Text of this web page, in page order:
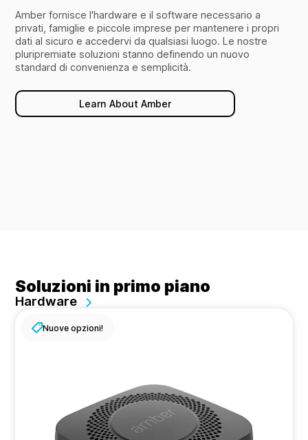
Amber fornisce l'hardware e il software necessario a
privati, famiglie e piccole imprese per mantenere i propri
dati al sicuro e accedervi da qualsiasi luogo. Le nostre
pluripremiate soluzioni stanno definendo un nuovo
standard di convenienza e semplicità.
Learn About Amber
Soluzioni in primo piano
Hardware
Nuove opzioni!